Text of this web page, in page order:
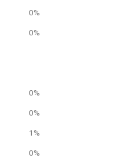
0%
0%
0%
0%
1%
0%